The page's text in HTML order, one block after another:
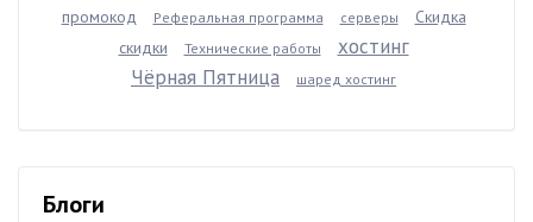
промокод
Реферальная программа серверы
Скидка
скидки
Технические работы
хостинг
Чёрная Пятница
шаред хостинг
Блоги